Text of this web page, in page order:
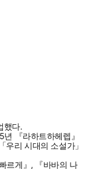
했다.
『라하트하헤렙』
우리 시대의 소설가」
르게』, 『바바의 나